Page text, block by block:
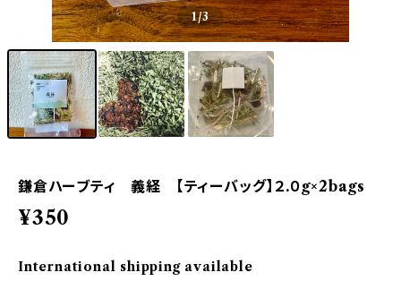
1/3
鎌倉ハーブティ 義経 【ティーバッグ】２.０g×2bags
¥350
International shipping available